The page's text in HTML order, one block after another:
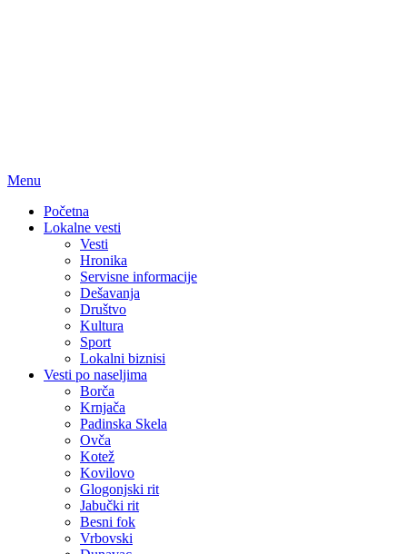
Menu
Početna
Lokalne vesti
Vesti
Hronika
Servisne informacije
Dešavanja
Društvo
Kultura
Sport
Lokalni biznisi
Vesti po naseljima
Borča
Krnjača
Padinska Skela
Ovča
Kotež
Kovilovo
Glogonjski rit
Jabučki rit
Besni fok
Vrbovski